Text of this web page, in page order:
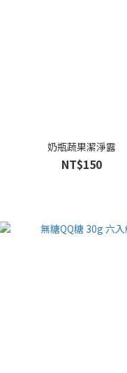
奶瓶蔬果潔淨露
NT$150